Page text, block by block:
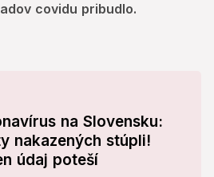
covidu pribudlo.
na Slovensku:
nakazených stúpli!
údaj poteší